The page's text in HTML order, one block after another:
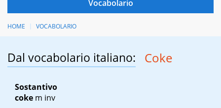
HOME VOCABOLARIO
Dal vocabolario italiano: Coke
Sostantivo
coke m inv